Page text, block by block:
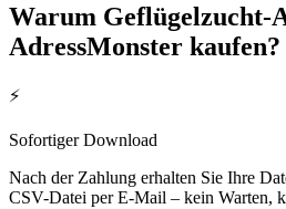
Warum Geflügelzucht-
AdressMonster kaufen?
⚡
Sofortiger Download
Nach der Zahlung erhalten Sie Ihre
CSV-Datei per E-Mail – kein Warten,